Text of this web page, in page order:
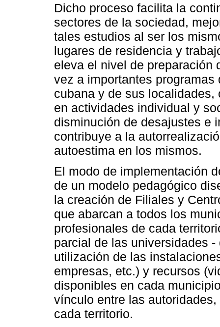
Dicho proceso facilita la
sectores de la sociedad,
tales estudios al ser los
lugares de residencia y
eleva el nivel de preparación
vez a importantes
cubana y de sus
en actividades individual y
disminución de desajustes e
contribuye a la
autoestima en los mismos.
El modo de implementación
de un modelo pedagógico
la creación de Filiales y
que abarcan a todos los
profesionales de cada
parcial de las universidades
utilización de las
empresas, etc.) y recursos
disponibles en cada
vínculo entre las
cada territorio.